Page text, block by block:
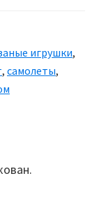
игрушки,
, самолеты,